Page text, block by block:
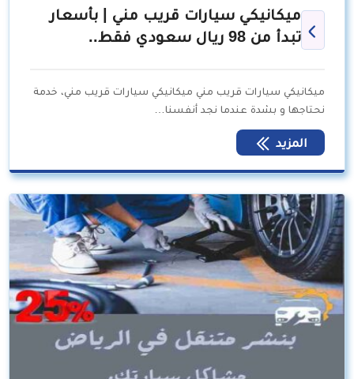
ميكانيكي سيارات قريب مني | بأسعار
تبدأ من 98 ريال سعودي فقط..
ميكانيكي سيارات قريب مني ميكانيكي سيارات قريب مني، خدمة
نحتاجها و بشدة عندما نجد أنفسنا…
المزيد